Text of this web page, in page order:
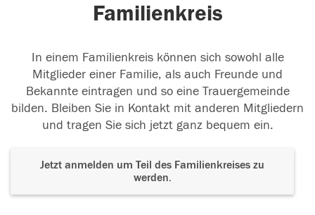
Familienkreis
In einem Familienkreis können sich sowohl alle
Mitglieder einer Familie, als auch Freunde und
Bekannte eintragen und so eine Trauergemeinde
bilden. Bleiben Sie in Kontakt mit anderen Mitgliedern
und tragen Sie sich jetzt ganz bequem ein.
Jetzt anmelden um Teil des Familienkreises zu
werden.